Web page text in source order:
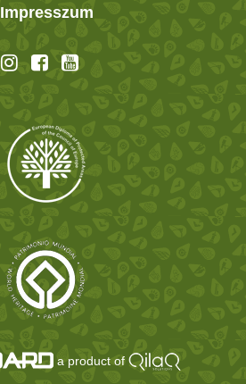
Impresszum
a product of